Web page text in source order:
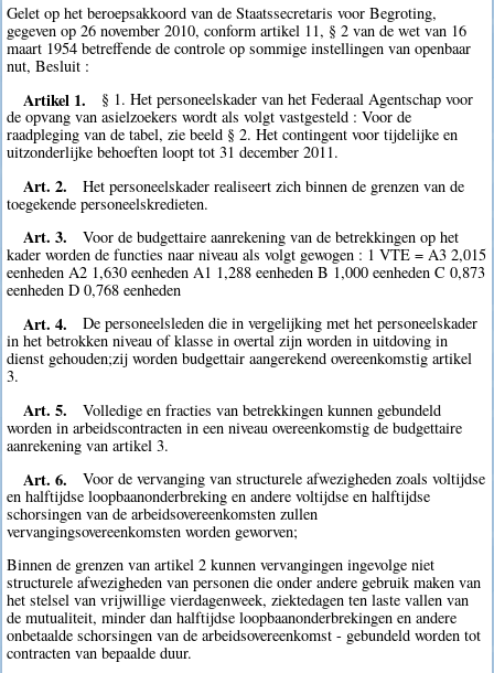
Gelet op het beroepsakkoord van de Staatssecretaris voor Begroting,
gegeven op 26 november 2010, conform artikel 11, § 2 van de wet van 16
maart 1954 betreffende de controle op sommige instellingen van openbaar
nut, Besluit :
Artikel 1.
§ 1. Het personeelskader van het Federaal Agentschap voor
de opvang van asielzoekers wordt als volgt vastgesteld : Voor de
raadpleging van de tabel, zie beeld § 2. Het contingent voor tijdelijke en
uitzonderlijke behoeften loopt tot 31 december 2011.
Art. 2.
Het personeelskader realiseert zich binnen de grenzen van de
toegekende personeelskredieten.
Art. 3.
Voor de budgettaire aanrekening van de betrekkingen op het
kader worden de functies naar niveau als volgt gewogen : 1 VTE = A3 2,015
eenheden A2 1,630 eenheden A1 1,288 eenheden B 1,000 eenheden C 0,873
eenheden D 0,768 eenheden
Art. 4.
De personeelsleden die in vergelijking met het personeelskader
in het betrokken niveau of klasse in overtal zijn worden in uitdoving in
dienst gehouden;zij worden budgettair aangerekend overeenkomstig artikel
3.
Art. 5.
Volledige en fracties van betrekkingen kunnen gebundeld
worden in arbeidscontracten in een niveau overeenkomstig de budgettaire
aanrekening van artikel 3.
Art. 6.
Voor de vervanging van structurele afwezigheden zoals voltijdse
en halftijdse loopbaanonderbreking en andere voltijdse en halftijdse
schorsingen van de arbeidsovereenkomsten zullen
vervangingsovereenkomsten worden geworven;
Binnen de grenzen van artikel 2 kunnen vervangingen ingevolge niet
structurele afwezigheden van personen die onder andere gebruik maken van
het stelsel van vrijwillige vierdagenweek, ziektedagen ten laste vallen van
de mutualiteit, minder dan halftijdse loopbaanonderbrekingen en andere
onbetaalde schorsingen van de arbeidsovereenkomst - gebundeld worden tot
contracten van bepaalde duur.